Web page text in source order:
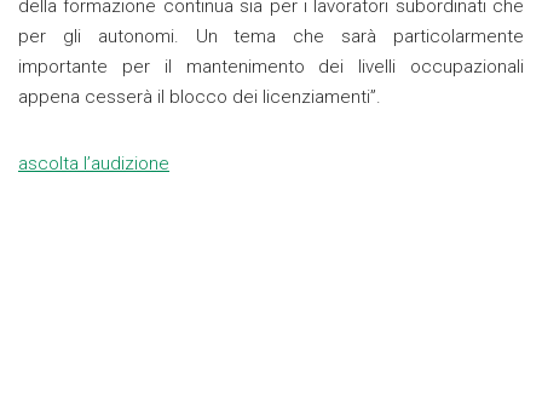
della formazione continua sia per i lavoratori subordinati che
per gli autonomi. Un tema che sarà particolarmente
importante per il mantenimento dei livelli occupazionali
appena cesserà il blocco dei licenziamenti”.
ascolta l’audizione